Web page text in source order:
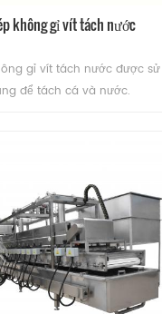
không gỉ vít tách nước
gỉ vít tách nước được sử
để tách cá và nước.
ĐỌC THÊM